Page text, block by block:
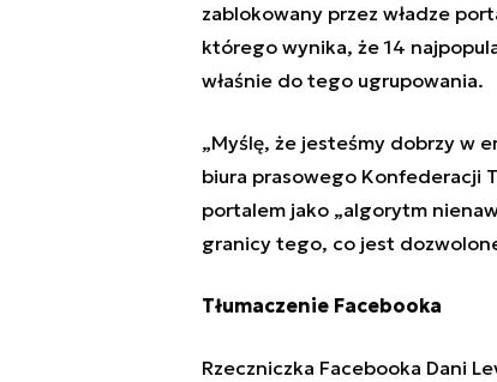
zablokowany przez władze
którego wynika, że 14
właśnie do tego ugrupowania.
„Myślę, że jesteśmy dobrzy w
biura prasowego Konfederacji
portalem jako „algorytm
granicy tego, co jest
Tłumaczenie Facebooka
Rzeczniczka Facebooka Dani